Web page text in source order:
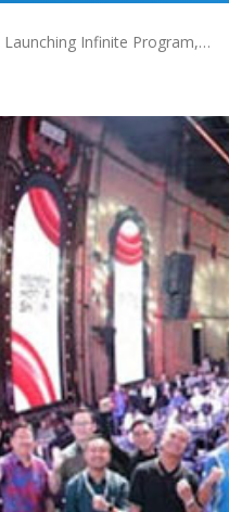
Launching Infinite Program,…